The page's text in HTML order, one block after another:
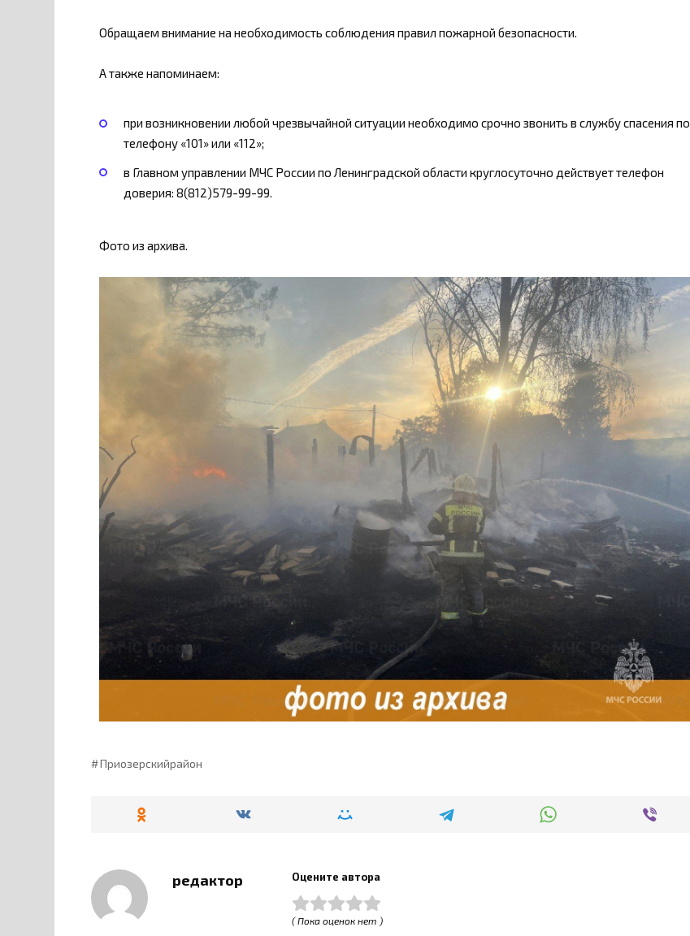
Обращаем внимание на необходимость соблюдения правил пожарной безопасности.
А также напоминаем:
при возникновении любой чрезвычайной ситуации необходимо срочно звонить в службу спасения по
телефону «101» или «112»;
в Главном управлении МЧС России по Ленинградской области круглосуточно действует телефон
доверия: 8(812)579-99-99.
Фото из архива.
Приозерскийрайон
редактор Оцените автора
( Пока оценок нет )